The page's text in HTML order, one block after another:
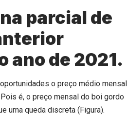
parcial de
ano de 2021.
o preço médio mensal
é, o preço mensal do boi gordo
uma queda discreta (Figura).